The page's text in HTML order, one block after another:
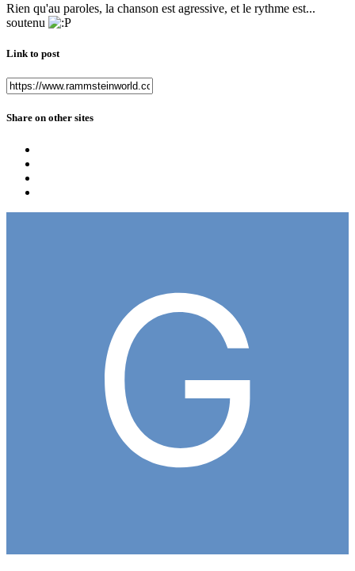
Rien qu'au paroles, la chanson est agressive, et le rythme est...
soutenu
Link to post
Share on other sites